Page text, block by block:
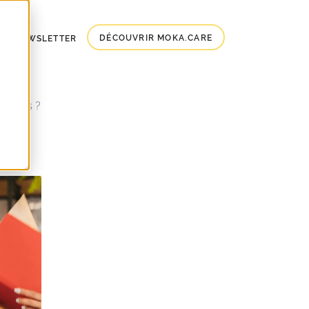
NEWSLETTER DÉCOUVRIR MOKA.CARE
?